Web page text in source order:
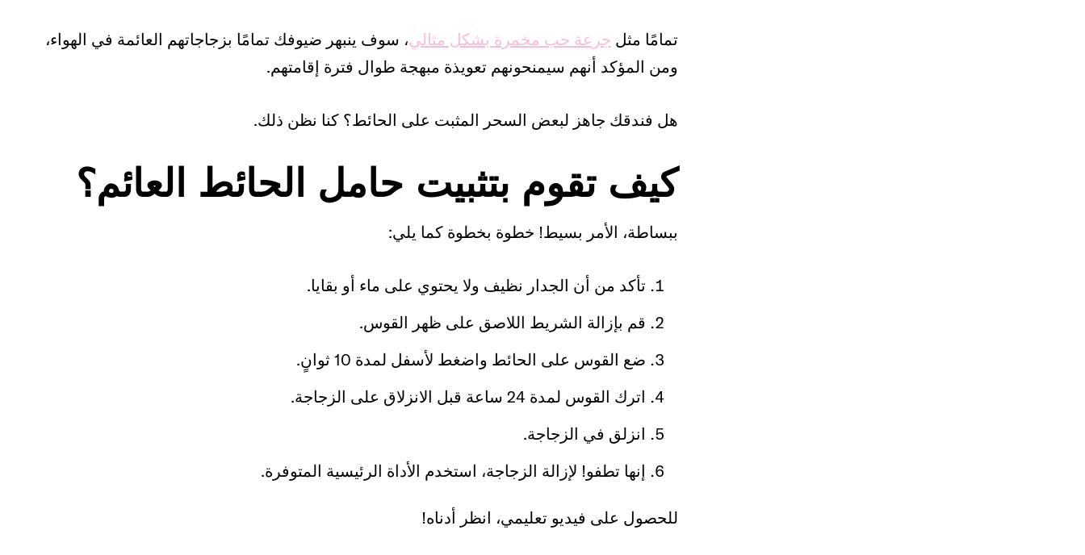
تمامًا مثل جرعة حب مخمرة بشكل مثالي، سوف ينبهر ضيوفك تمامًا بزجاجاتهم العائمة في الهواء،
ومن المؤكد أنهم سيمنحونهم تعويذة مبهجة طوال فترة إقامتهم.
هل فندقك جاهز لبعض السحر المثبت على الحائط؟ كنا نظن ذلك.
كيف تقوم بتثبيت حامل الحائط العائم؟
ببساطة، الأمر بسيط! خطوة بخطوة كما يلي:
تأكد من أن الجدار نظيف ولا يحتوي على ماء أو بقايا.
قم بإزالة الشريط اللاصق على ظهر القوس.
ضع القوس على الحائط واضغط لأسفل لمدة 10 ثوانٍ.
اترك القوس لمدة 24 ساعة قبل الانزلاق على الزجاجة.
انزلق في الزجاجة.
إنها تطفو! لإزالة الزجاجة، استخدم الأداة الرئيسية المتوفرة.
للحصول على فيديو تعليمي، انظر أدناه!